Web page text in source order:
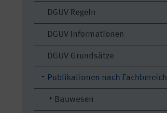
DGUV Regeln
DGUV Informationen
DGUV Grundsätze
Publikationen nach Fachbereich
Bauwesen